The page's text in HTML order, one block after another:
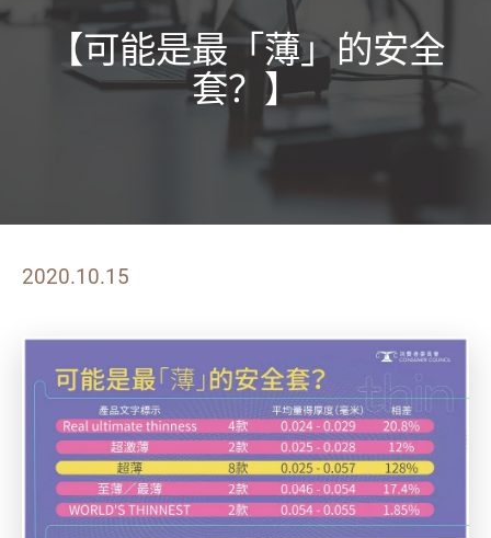
【可能是最「薄」的安全
套？】
2020.10.15